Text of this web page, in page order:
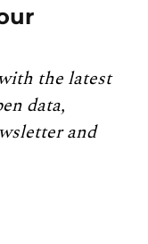
the latest
data,
and